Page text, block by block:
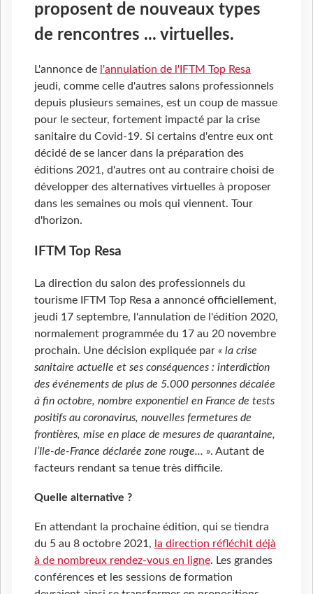
proposent de nouveaux types
de rencontres ... virtuelles.
L'annonce de l'annulation de l'IFTM Top Resa
jeudi, comme celle d'autres salons professionnels
depuis plusieurs semaines, est un coup de massue
pour le secteur, fortement impacté par la crise
sanitaire du Covid-19. Si certains d'entre eux ont
décidé de se lancer dans la préparation des
éditions 2021, d'autres ont au contraire choisi de
développer des alternatives virtuelles à proposer
dans les semaines ou mois qui viennent. Tour
d'horizon.
IFTM Top Resa
La direction du salon des professionnels du
tourisme IFTM Top Resa a annoncé officiellement,
jeudi 17 septembre, l'annulation de l'édition 2020,
normalement programmée du 17 au 20 novembre
prochain. Une décision expliquée par « la crise
sanitaire actuelle et ses conséquences : interdiction
des événements de plus de 5.000 personnes décalée
à fin octobre, nombre exponentiel en France de tests
positifs au coronavirus, nouvelles fermetures de
frontières, mise en place de mesures de quarantaine,
l’Ile-de-France déclarée zone rouge... ». Autant de
facteurs rendant sa tenue très difficile.
Quelle alternative ?
En attendant la prochaine édition, qui se tiendra
du 5 au 8 octobre 2021, la direction réfléchit déjà
à de nombreux rendez-vous en ligne. Les grandes
conférences et les sessions de formation